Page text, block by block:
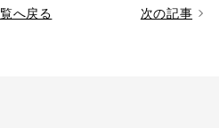
へ戻る 次の記事